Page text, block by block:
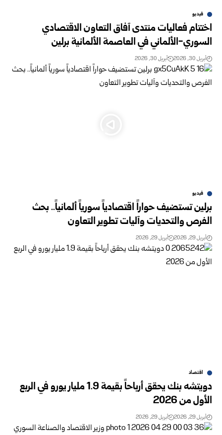
فيديو
اختتام فعاليات منتدى آفاق التعاون الاقتصادي
السوري-الألماني في العاصمة الألمانية برلين
أبريل 30, 2026 أبريل 30, 2026
فيديو
برلين تستضيف حواراً اقتصادياً سورياً ألمانياً.. بحث
الفرص والتحديات وآليات تطوير التعاون
أبريل 29, 2026 أبريل 29, 2026
اقتصاد
دويتشه بنك يحقق أرباحاً بقيمة 1.9 مليار يورو في الربع
الأول من 2026
أبريل 29, 2026 أبريل 29, 2026